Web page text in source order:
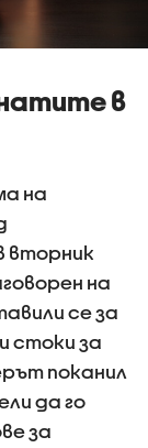
в
на
вторник
на
се за
стоки за
поканил
да го
за